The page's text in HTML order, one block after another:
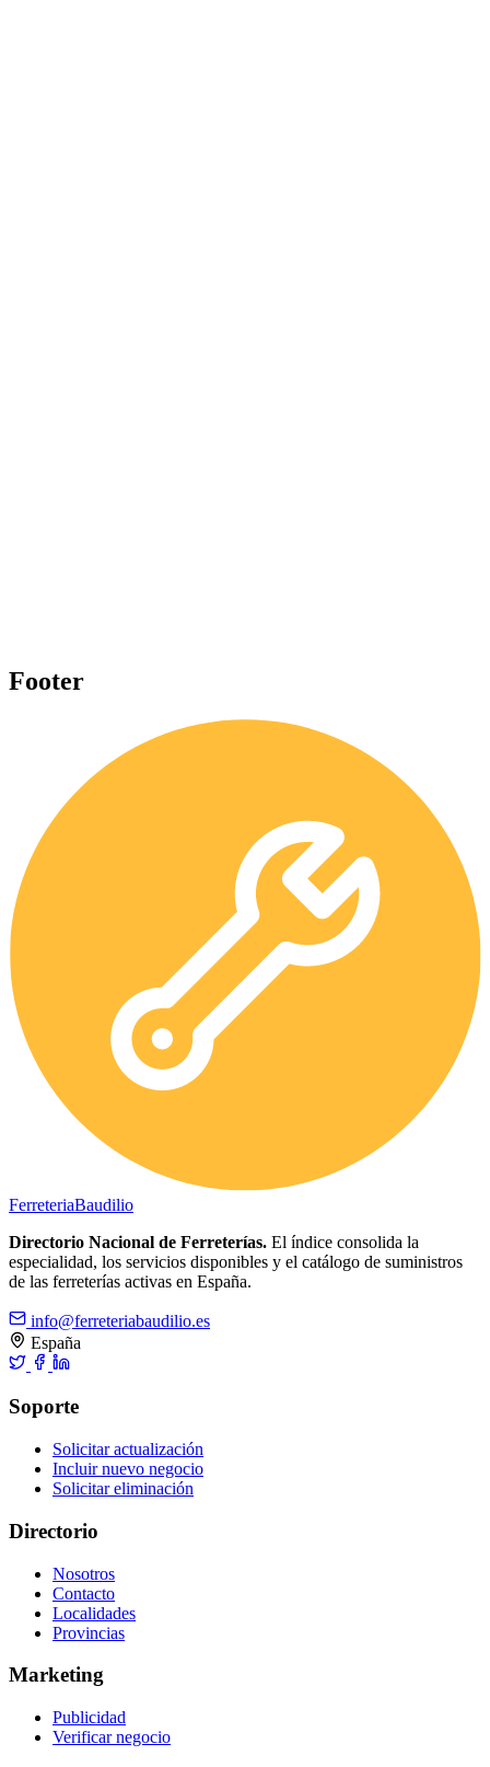
Footer
FerreteriaBaudilio
Directorio Nacional de Ferreterías. El índice consolida la
especialidad, los servicios disponibles y el catálogo de suministros
de las ferreterías activas en España.
info@ferreteriabaudilio.es
España
Soporte
Solicitar actualización
Incluir nuevo negocio
Solicitar eliminación
Directorio
Nosotros
Contacto
Localidades
Provincias
Marketing
Publicidad
Verificar negocio